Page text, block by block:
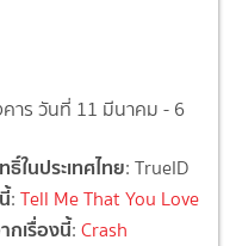
าร วันที่ 11 มีนาคม - 6
ในประเทศไทย: TrueID
: Tell Me That You Love
กเรื่องนี้: Crash